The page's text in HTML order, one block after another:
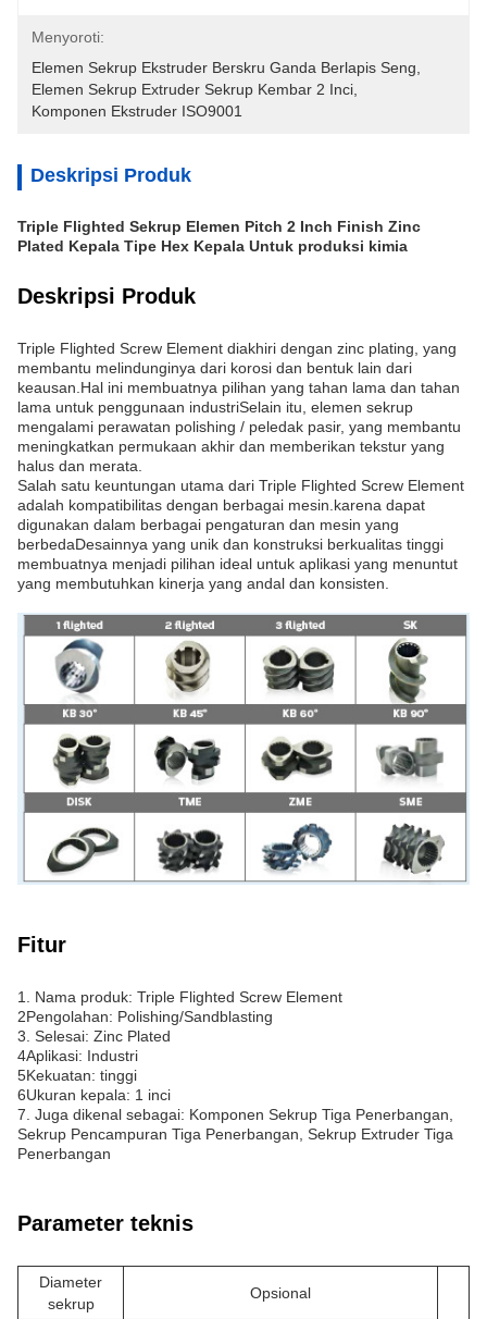
Menyoroti:
Elemen Sekrup Ekstruder Berskru Ganda Berlapis Seng
Elemen Sekrup Extruder Sekrup Kembar 2 Inci
Komponen Ekstruder ISO9001
Deskripsi Produk
Triple Flighted Sekrup Elemen Pitch 2 Inch Finish Zinc
Plated Kepala Tipe Hex Kepala Untuk produksi kimia
Deskripsi Produk
Triple Flighted Screw Element diakhiri dengan zinc plating, yang
membantu melindunginya dari korosi dan bentuk lain dari
keausan.Hal ini membuatnya pilihan yang tahan lama dan tahan
lama untuk penggunaan industriSelain itu, elemen sekrup
mengalami perawatan polishing / peledak pasir, yang membantu
meningkatkan permukaan akhir dan memberikan tekstur yang
halus dan merata.
Salah satu keuntungan utama dari Triple Flighted Screw Element
adalah kompatibilitas dengan berbagai mesin.karena dapat
digunakan dalam berbagai pengaturan dan mesin yang
berbedaDesainnya yang unik dan konstruksi berkualitas tinggi
membuatnya menjadi pilihan ideal untuk aplikasi yang menuntut
yang membutuhkan kinerja yang andal dan konsisten.
Fitur
1. Nama produk: Triple Flighted Screw Element
2Pengolahan: Polishing/Sandblasting
3. Selesai: Zinc Plated
4Aplikasi: Industri
5Kekuatan: tinggi
6Ukuran kepala: 1 inci
7. Juga dikenal sebagai: Komponen Sekrup Tiga Penerbangan,
Sekrup Pencampuran Tiga Penerbangan, Sekrup Extruder Tiga
Penerbangan
Parameter teknis
Diameter
sekrup
Opsional